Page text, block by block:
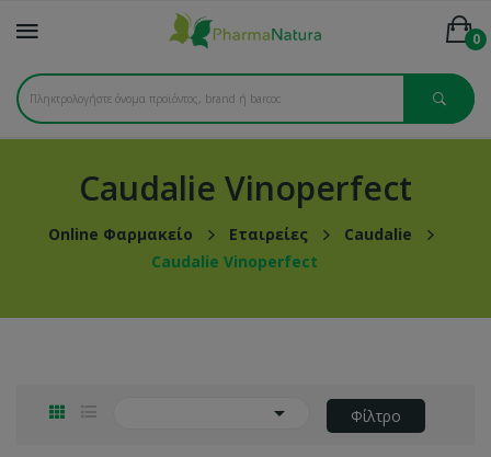
0
Caudalie Vinoperfect
Online Φαρμακείο Εταιρείες
Caudalie
Caudalie Vinoperfect
 Φίλτρο